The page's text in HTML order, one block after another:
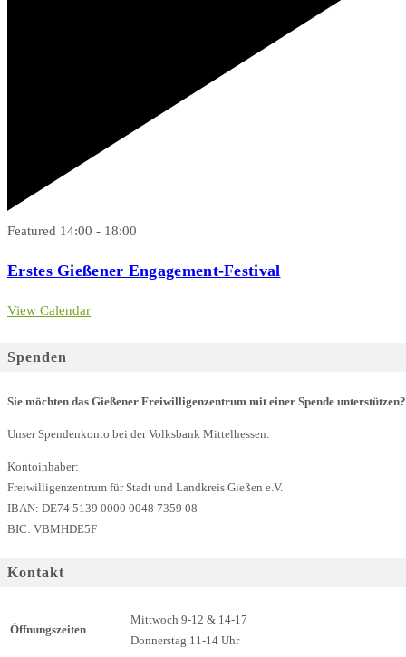
Featured 14:00 - 18:00
Erstes Gießener Engagement-Festival
View Calendar
Spenden
Sie möchten das Gießener Freiwilligenzentrum mit einer Spende unterstützen?
Unser Spendenkonto bei der Volksbank Mittelhessen:
Kontoinhaber:
Freiwilligenzentrum für Stadt und Landkreis Gießen e.V.
IBAN: DE74 5139 0000 0048 7359 08
BIC: VBMHDE5F
Kontakt
Öffnungszeiten
Mittwoch 9-12 & 14-17
Donnerstag 11-14 Uhr